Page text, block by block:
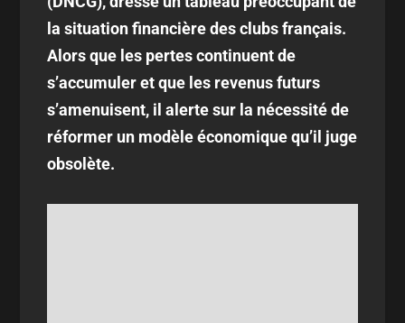
la situation financière des clubs français.
Alors que les pertes continuent de
s’accumuler et que les revenus futurs
s’amenuisent, il alerte sur la nécessité de
réformer un modèle économique qu’il juge
obsolète.